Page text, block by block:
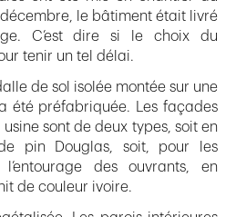
le bâtiment était livré
C’est dire si le choix du
tenir un tel délai.
de sol isolée montée sur une
été préfabriquée. Les façades
sont de deux types, soit en
pin Douglas, soit, pour les
des ouvrants, en
de couleur ivoire.